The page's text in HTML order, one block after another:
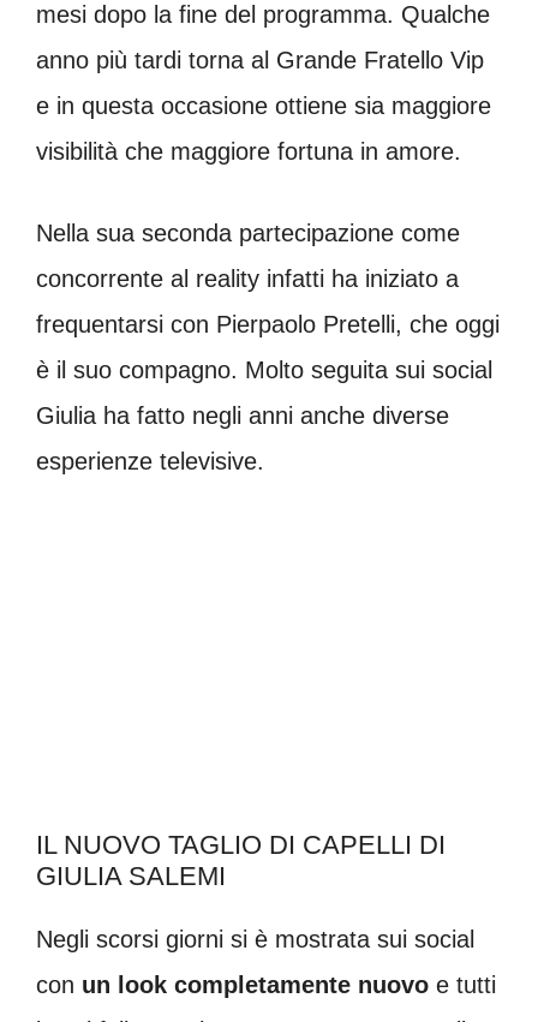
mesi dopo la fine del programma. Qualche
anno più tardi torna al Grande Fratello Vip
e in questa occasione ottiene sia maggiore
visibilità che maggiore fortuna in amore.
Nella sua seconda partecipazione come
concorrente al reality infatti ha iniziato a
frequentarsi con Pierpaolo Pretelli, che oggi
è il suo compagno. Molto seguita sui social
Giulia ha fatto negli anni anche diverse
esperienze televisive.
IL NUOVO TAGLIO DI CAPELLI DI
GIULIA SALEMI
Negli scorsi giorni si è mostrata sui social
con un look completamente nuovo e tutti